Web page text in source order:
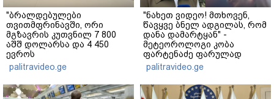
"ბრალდებულები
თვითმფრინავში, ორი
მგზავრის კუთვნილ 7 800
აშშ დოლარსა და 4 450
ევროს
მართლსაწინააღმდეგოდ
დაეუფლნენ" - დანაშაულის
რა დეტალები ხდება
ცნობილი?
palitravideo.ge
"ნახეთ ვიდეო! მთხოვენ,
წავყვე ბნელ ადგილას, რომ
დანა დამარტყან" -
მეტეოროლოგი კობა
ფარტენაძე ფარულად
გადაღებულ კადრებს
აქვეყნებს
palitravideo.ge